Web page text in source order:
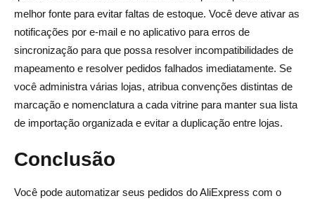
melhor fonte para evitar faltas de estoque. Você deve ativar as
notificações por e-mail e no aplicativo para erros de
sincronização para que possa resolver incompatibilidades de
mapeamento e resolver pedidos falhados imediatamente. Se
você administra várias lojas, atribua convenções distintas de
marcação e nomenclatura a cada vitrine para manter sua lista
de importação organizada e evitar a duplicação entre lojas.
Conclusão
Você pode automatizar seus pedidos do AliExpress com o